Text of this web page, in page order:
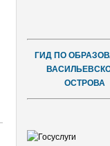
ГИД ПО
ОСТРОВА